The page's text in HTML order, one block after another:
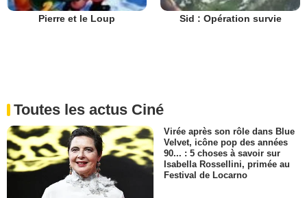
Pierre et le Loup Sid : Opération survie
Toutes les actus Ciné
Virée après son rôle dans Blue
Velvet, icône pop des années
90... : 5 choses à savoir sur
Isabella Rossellini, primée au
Festival de Locarno